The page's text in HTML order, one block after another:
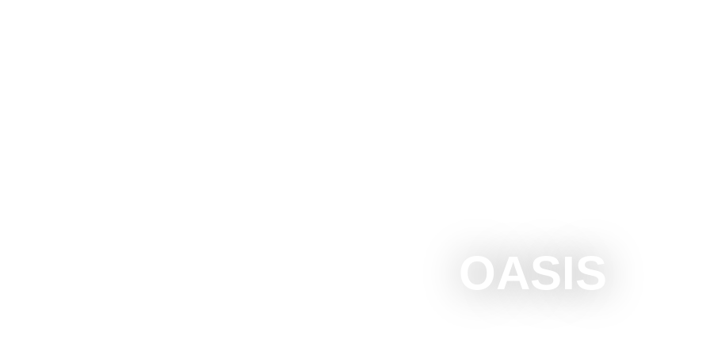
OASIS